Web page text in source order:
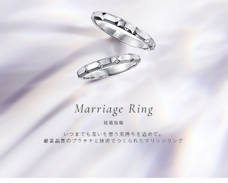
Marriage Ring
結婚指輪
いつまでも互いを想う気持ちを込めて。
最高品質のプラチナと技術でつくられたマリッジリング